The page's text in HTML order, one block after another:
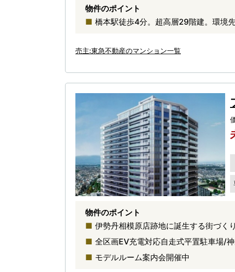
物件のポイント
橋本駅徒歩4分。超高層29階建。環境
売主:東急不動産のマンション一覧
物件のポイント
伊勢丹相模原店跡地に誕生する街づく
全区画EV充電対応自走式平置駐車場/
モデルルーム案内会開催中